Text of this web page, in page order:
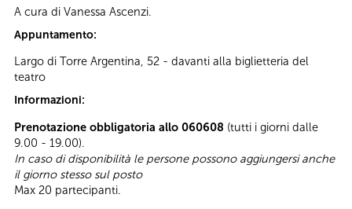
A cura di Vanessa Ascenzi.
Appuntamento:
Largo di Torre Argentina, 52 - davanti alla biglietteria del
teatro
Informazioni:
Prenotazione obbligatoria allo 060608 (tutti i giorni dalle
9.00 - 19.00).
In caso di disponibilità le persone possono aggiungersi anche
il giorno stesso sul posto
Max 20 partecipanti.